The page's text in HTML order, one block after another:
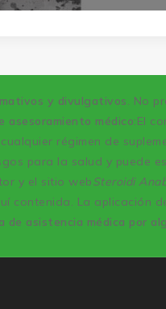
y divulgativos. No
asesoramiento médico:El
régimen de
para la salud y puede
y el sitio webSteroidi
La aplicación
de asistencia médica por